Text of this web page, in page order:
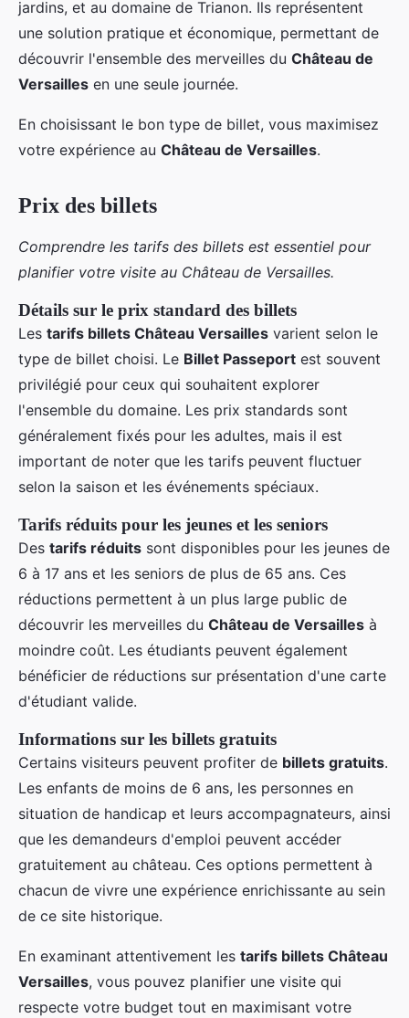
jardins, et au domaine de Trianon. Ils représentent
une solution pratique et économique, permettant de
découvrir l'ensemble des merveilles du Château de
Versailles en une seule journée.
En choisissant le bon type de billet, vous maximisez
votre expérience au Château de Versailles.
Prix des billets
Comprendre les tarifs des billets est essentiel pour
planifier votre visite au Château de Versailles.
Détails sur le prix standard des billets
Les tarifs billets Château Versailles varient selon le
type de billet choisi. Le Billet Passeport est souvent
privilégié pour ceux qui souhaitent explorer
l'ensemble du domaine. Les prix standards sont
généralement fixés pour les adultes, mais il est
important de noter que les tarifs peuvent fluctuer
selon la saison et les événements spéciaux.
Tarifs réduits pour les jeunes et les seniors
Des tarifs réduits sont disponibles pour les jeunes de
6 à 17 ans et les seniors de plus de 65 ans. Ces
réductions permettent à un plus large public de
découvrir les merveilles du Château de Versailles à
moindre coût. Les étudiants peuvent également
bénéficier de réductions sur présentation d'une carte
d'étudiant valide.
Informations sur les billets gratuits
Certains visiteurs peuvent profiter de billets gratuits.
Les enfants de moins de 6 ans, les personnes en
situation de handicap et leurs accompagnateurs, ainsi
que les demandeurs d'emploi peuvent accéder
gratuitement au château. Ces options permettent à
chacun de vivre une expérience enrichissante au sein
de ce site historique.
En examinant attentivement les tarifs billets Château
Versailles, vous pouvez planifier une visite qui
respecte votre budget tout en maximisant votre